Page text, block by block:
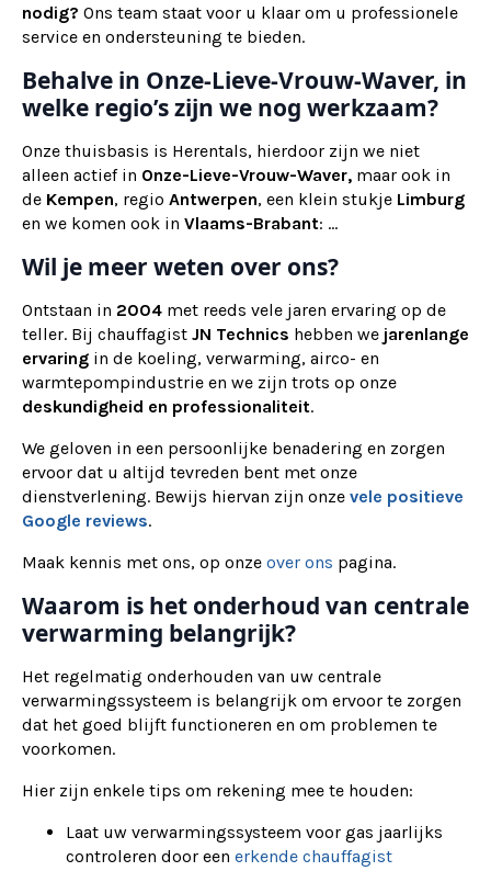
nodig? Ons team staat voor u klaar om u professionele
service en ondersteuning te bieden.
Behalve in Onze-Lieve-Vrouw-Waver, in
welke regio’s zijn we nog werkzaam?
Onze thuisbasis is Herentals, hierdoor zijn we niet
alleen actief in Onze-Lieve-Vrouw-Waver, maar ook in
de Kempen, regio Antwerpen, een klein stukje Limburg
en we komen ook in Vlaams-Brabant: ...
Wil je meer weten over ons?
Ontstaan in 2004 met reeds vele jaren ervaring op de
teller. Bij chauffagist JN Technics hebben we jarenlange
ervaring in de koeling, verwarming, airco- en
warmtepompindustrie en we zijn trots op onze
deskundigheid en professionaliteit.
We geloven in een persoonlijke benadering en zorgen
ervoor dat u altijd tevreden bent met onze
dienstverlening. Bewijs hiervan zijn onze vele positieve
Google reviews.
Maak kennis met ons, op onze over ons pagina.
Waarom is het onderhoud van centrale
verwarming belangrijk?
Het regelmatig onderhouden van uw centrale
verwarmingssysteem is belangrijk om ervoor te zorgen
dat het goed blijft functioneren en om problemen te
voorkomen.
Hier zijn enkele tips om rekening mee te houden:
Laat uw verwarmingssysteem voor gas jaarlijks
controleren door een erkende chauffagist